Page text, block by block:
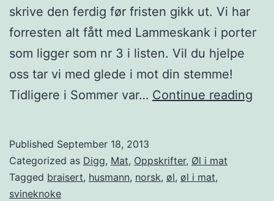
skrive den ferdig før fristen gikk ut. Vi har
forresten alt fått med Lammeskank i porter
som ligger som nr 3 i listen. Vil du hjelpe
oss tar vi med glede i mot din stemme!
Tidligere i Sommer var… Continue reading
Published September 18, 2013
Categorized as Digg, Mat, Oppskrifter, Øl i mat
Tagged braisert, husmann, norsk, øl, øl i mat,
svineknoke